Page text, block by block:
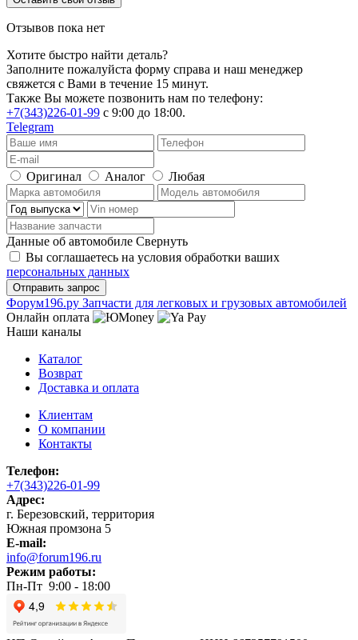
Отзывов пока нет
Хотите быстро найти деталь?
Заполните пожалуйста форму справа и наш менеджер
свяжется с Вами в течение 15 минут.
Также Вы можете позвонить нам по телефону:
+7(343)226-01-99 с 9:00 до 18:00.
Telegram
Оригинал Аналог Любая
Данные об автомобиле Свернуть
Вы соглашаетесь на условия обработки ваших
персональных данных
Фoрум196.ру Запчасти для легковых и грузовых автомобилей
Онлайн оплата
Наши каналы
Каталог
Возврат
Доставка и оплата
Клиентам
О компании
Контакты
Телефон:
+7(343)226-01-99
Адрес:
г. Березовский, территория
Южная промзона 5
E-mail:
info@forum196.ru
Режим работы:
Пн-Пт 9:00 - 18:00